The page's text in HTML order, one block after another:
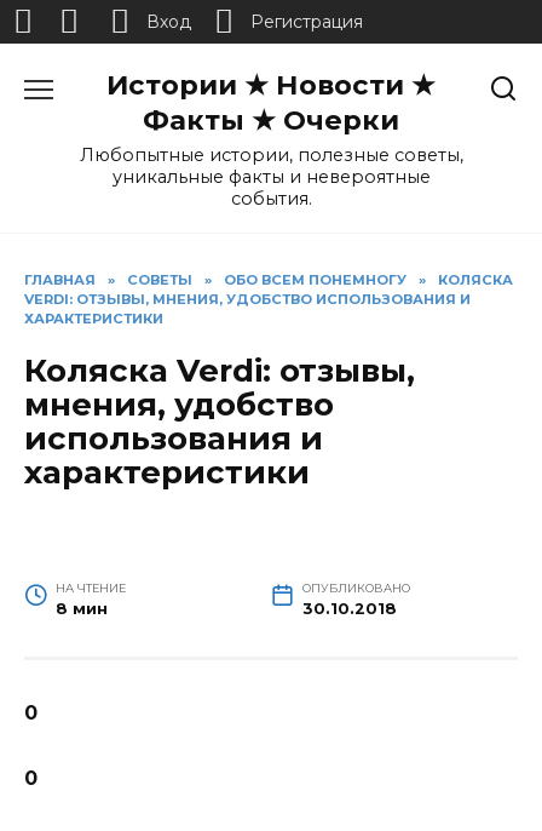
Истории ★ Новости ★
Факты ★ Очерки
Любопытные истории, полезные советы,
уникальные факты и невероятные
события.
ГЛАВНАЯ » СОВЕТЫ » ОБО ВСЕМ ПОНЕМНОГУ »
КОЛЯСКА
VERDI: ОТЗЫВЫ, МНЕНИЯ, УДОБСТВО ИСПОЛЬЗОВАНИЯ И
ХАРАКТЕРИСТИКИ
Коляска Verdi: отзывы,
мнения, удобство
использования и
характеристики
НА ЧТЕНИЕ
8 мин
ОПУБЛИКОВАНО
30.10.2018
0
0
Вход Регистрация